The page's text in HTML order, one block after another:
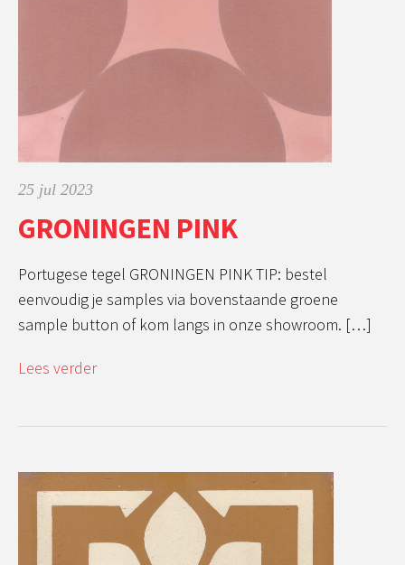
25 jul 2023
GRONINGEN PINK
Portugese tegel GRONINGEN PINK TIP: bestel
eenvoudig je samples via bovenstaande groene
sample button of kom langs in onze showroom. […]
Lees verder